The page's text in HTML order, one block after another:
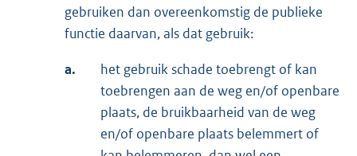
gebruiken dan overeenkomstig de publieke
functie daarvan, als dat gebruik:
a.
het gebruik schade toebrengt of kan
toebrengen aan de weg en/of openbare
plaats, de bruikbaarheid van de weg
en/of openbare plaats belemmert of